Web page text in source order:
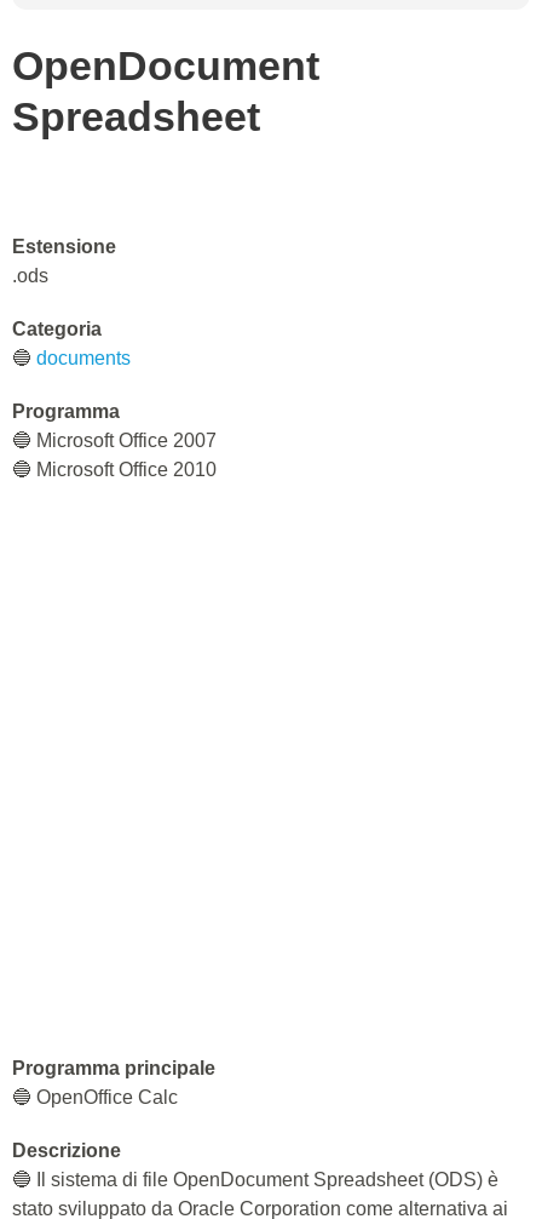
OpenDocument
Spreadsheet
Estensione
.ods
Categoria
🔵 documents
Programma
🔵 Microsoft Office 2007
🔵 Microsoft Office 2010
Programma principale
🔵 OpenOffice Calc
Descrizione
🔵 Il sistema di file OpenDocument Spreadsheet (ODS) è
stato sviluppato da Oracle Corporation come alternativa ai